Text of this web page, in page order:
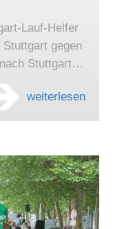
Lauf-Helfer
gegen
Stuttgart…
weiterlesen